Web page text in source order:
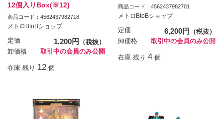
12個入りBox(※12)
商品コード：4562437982718
メトロBtoBショップ
定価 1,200円
（税抜）
卸価格
取引中の会員のみ公開
在庫 残り 12 個
商品コード：4562437982701
メトロBtoBショップ
定価 6,200円
（税抜）
卸価格
取引中の会員のみ公開
在庫 残り 4 個